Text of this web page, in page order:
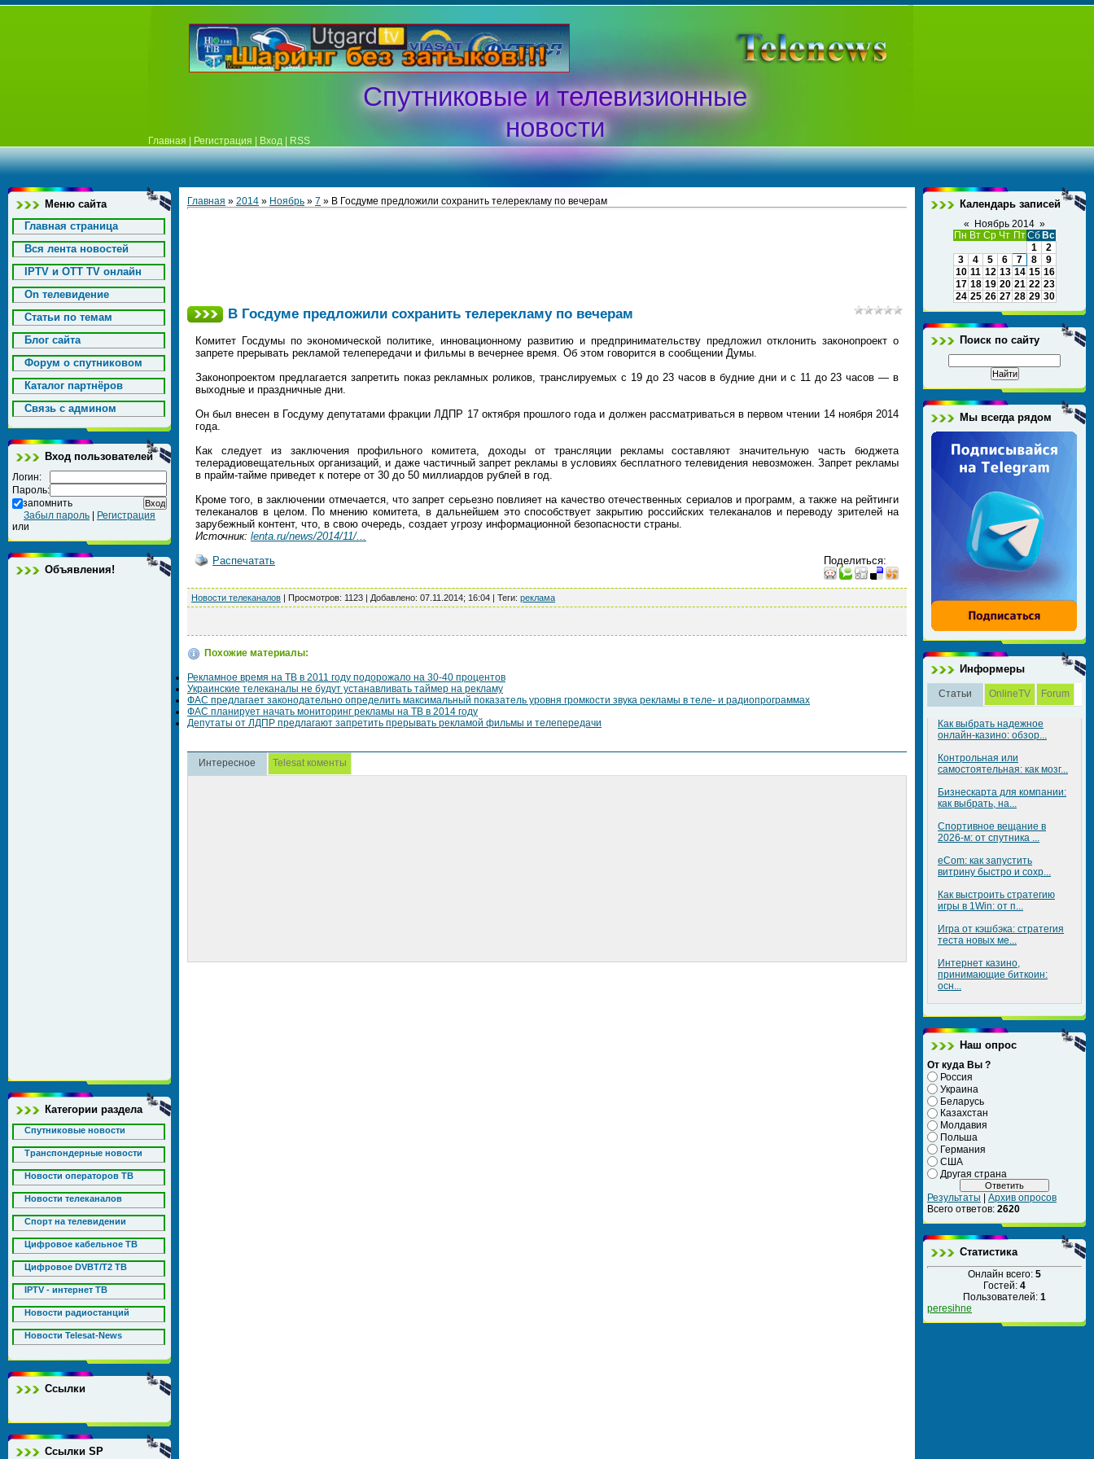
Спутниковые и телевизионные
новости
Главная Регистрация Вход RSS
Меню сайта
Главная страница
Вся лента новостей
IPTV и OTT TV онлайн
On телевидение
Статьи по темам
Блог сайта
Форум о спутниковом
Каталог партнёров
Cвязь с админом
Вход пользователей
Логин:
Пароль:
запомнить
Забыл пароль
Регистрация
или
Объявления!
Категории раздела
Спутниковые новости
Транспондерные новости
Новости операторов ТВ
Новости телеканалов
Спорт на телевидении
Цифровое кабельное ТВ
Цифровое DVBT/T2 ТВ
IPTV - интернет ТВ
Новости радиостанций
Новости Telesat-News
Ссылки
Ссылки SP
Главная » 2014 » Ноябрь » 7 » В Госдуме предложили сохранить телерекламу по вечерам
В Госдуме предложили сохранить телерекламу по вечерам
Комитет Госдумы по экономической политике, инновационному развитию и предпринимательству предложил отклонить законопроект о
запрете прерывать рекламой телепередачи и фильмы в вечернее время. Об этом говорится в сообщении Думы.
Законопроектом предлагается запретить показ рекламных роликов, транслируемых с 19 до 23 часов в будние дни и с 11 до 23 часов — в
выходные и праздничные дни.
Он был внесен в Госдуму депутатами фракции ЛДПР 17 октября прошлого года и должен рассматриваться в первом чтении 14 ноября 2014
года.
Как следует из заключения профильного комитета, доходы от трансляции рекламы составляют значительную часть бюджета
телерадиовещательных организаций, и даже частичный запрет рекламы в условиях бесплатного телевидения невозможен. Запрет рекламы
в прайм-тайме приведет к потере от 30 до 50 миллиардов рублей в год.
Кроме того, в заключении отмечается, что запрет серьезно повлияет на качество отечественных сериалов и программ, а также на рейтинги
телеканалов в целом. По мнению комитета, в дальнейшем это способствует закрытию российских телеканалов и переводу зрителей на
зарубежный контент, что, в свою очередь, создает угрозу информационной безопасности страны.
Источник: lenta.ru/news/2014/11/...
Распечатать
Поделиться:
Новости телеканалов | Просмотров: 1123 | Добавлено: 07.11.2014; 16:04 | Теги: реклама
Похожие материалы:
Рекламное время на ТВ в 2011 году подорожало на 30-40 процентов
Украинские телеканалы не будут устанавливать таймер на рекламу
ФАС предлагает законодательно определить максимальный показатель уровня громкости звука рекламы в теле- и радиопрограммах
ФАС планирует начать мониторинг рекламы на ТВ в 2014 году
Депутаты от ЛДПР предлагают запретить прерывать рекламой фильмы и телепередачи
Интересное Telesat коменты
Календарь записей
« Ноябрь 2014 »
Пн Вт Ср Чт ПтСб Вс
1
2
3
4 5 6 7 8
9
10 11 12 13 14 15 16
17 18 19 20 21 22 23
24 25 26 27 28 29 30
Поиск по сайту
Мы всегда рядом
Информеры
Статьи OnlineTV Forum
Как выбрать надежное
онлайн-казино: обзор...
Контрольная или
самостоятельная: как мозг...
Бизнескарта для компании:
как выбрать, на...
Спортивное вещание в
2026-м: от спутника ...
eCom: как запустить
витрину быстро и сохр...
Как выстроить стратегию
игры в 1Win: от п...
Игра от кэшбэка: стратегия
теста новых ме...
Интернет казино,
принимающие биткоин:
осн...
Наш опрос
От куда Вы ?
Россия
Украина
Беларусь
Казахстан
Молдавия
Польша
Германия
США
Другая страна
Результаты
Архив опросов
Всего ответов: 2620
Статистика
Онлайн всего: 5
Гостей: 4
Пользователей: 1
peresihne